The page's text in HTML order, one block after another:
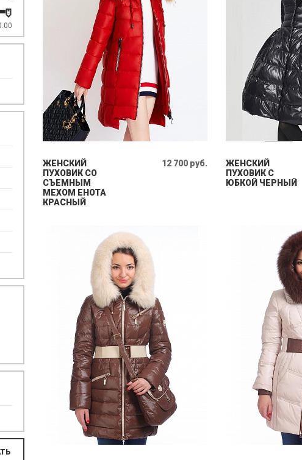
ЖЕНСКИЙ
ПУХОВИК СО
СЪЕМНЫМ
МЕХОМ ЕНОТА
КРАСНЫЙ
12 700 руб.
ЖЕНСКИЙ
ПУХОВИК С
ЮБКОЙ ЧЕРНЫЙ